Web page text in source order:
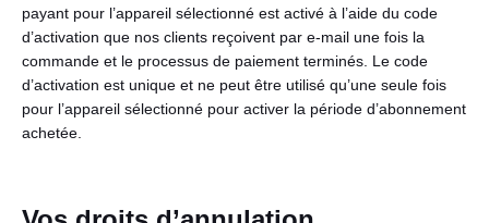
payant pour l’appareil sélectionné est activé à l’aide du code
d’activation que nos clients reçoivent par e-mail une fois la
commande et le processus de paiement terminés. Le code
d’activation est unique et ne peut être utilisé qu’une seule fois
pour l’appareil sélectionné pour activer la période d’abonnement
achetée.